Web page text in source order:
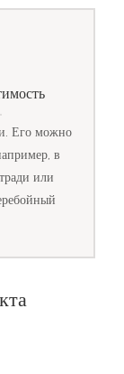
Его можно
в
или